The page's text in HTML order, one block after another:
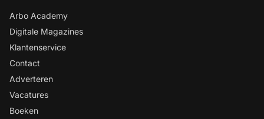
Arbo Academy
Digitale Magazines
Klantenservice
Contact
Adverteren
Vacatures
Boeken